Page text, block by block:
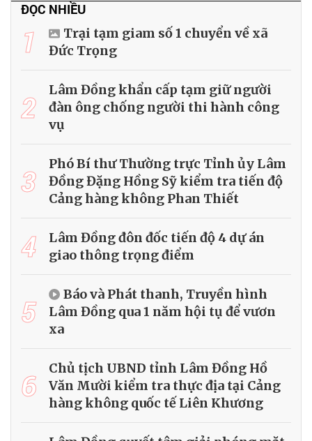
ĐỌC NHIỀU
1
Trại tạm giam số 1 chuyển về xã
Đức Trọng
2
Lâm Đồng khẩn cấp tạm giữ người
đàn ông chống người thi hành công
vụ
3
Phó Bí thư Thường trực Tỉnh ủy Lâm
Đồng Đặng Hồng Sỹ kiểm tra tiến độ
Cảng hàng không Phan Thiết
4
Lâm Đồng đôn đốc tiến độ 4 dự án
giao thông trọng điểm
5
Báo và Phát thanh, Truyền hình
Lâm Đồng qua 1 năm hội tụ để vươn
xa
6
Chủ tịch UBND tỉnh Lâm Đồng Hồ
Văn Mười kiểm tra thực địa tại Cảng
hàng không quốc tế Liên Khương